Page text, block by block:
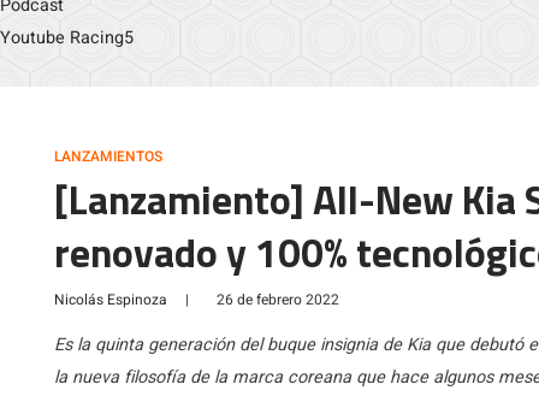
Podcast
Youtube Racing5
LANZAMIENTOS
[Lanzamiento] All-New Kia
renovado y 100%
Nicolás Espinoza | 26 de febrero 2022
Es la quinta generación del buque insignia de Kia que
la nueva filosofía de la marca coreana que hace algunos